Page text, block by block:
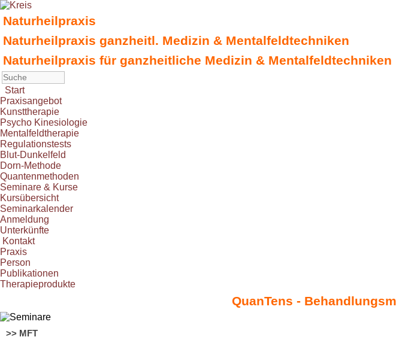
Naturheilpraxis
Naturheilpraxis ganzheitl. Medizin & Mentalfeldtechniken
Naturheilpraxis für ganzheitliche Medizin & Mentalfeldtechniken
Start
Praxisangebot
Kunsttherapie
Psycho Kinesiologie
Mentalfeldtherapie
Regulationstests
Blut-Dunkelfeld
Dorn-Methode
Quantenmethoden
Seminare & Kurse
Kursübersicht
Seminarkalender
Anmeldung
Unterkünfte
Kontakt
Praxis
Person
Publikationen
Therapieprodukte
QuanTens -
>> MFT